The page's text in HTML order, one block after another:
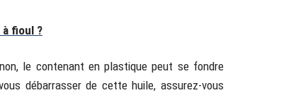
à fioul ?
le contenant en plastique peut se fondre
débarrasser de cette huile, assurez-vous